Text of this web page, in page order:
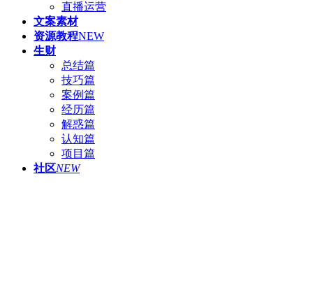
直播运营
文案素材
资源教程NEW
生财
总结篇
技巧篇
案例篇
经历篇
解惑篇
认知篇
项目篇
社区NEW